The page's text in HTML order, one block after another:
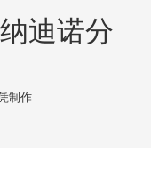
迪诺分
制作